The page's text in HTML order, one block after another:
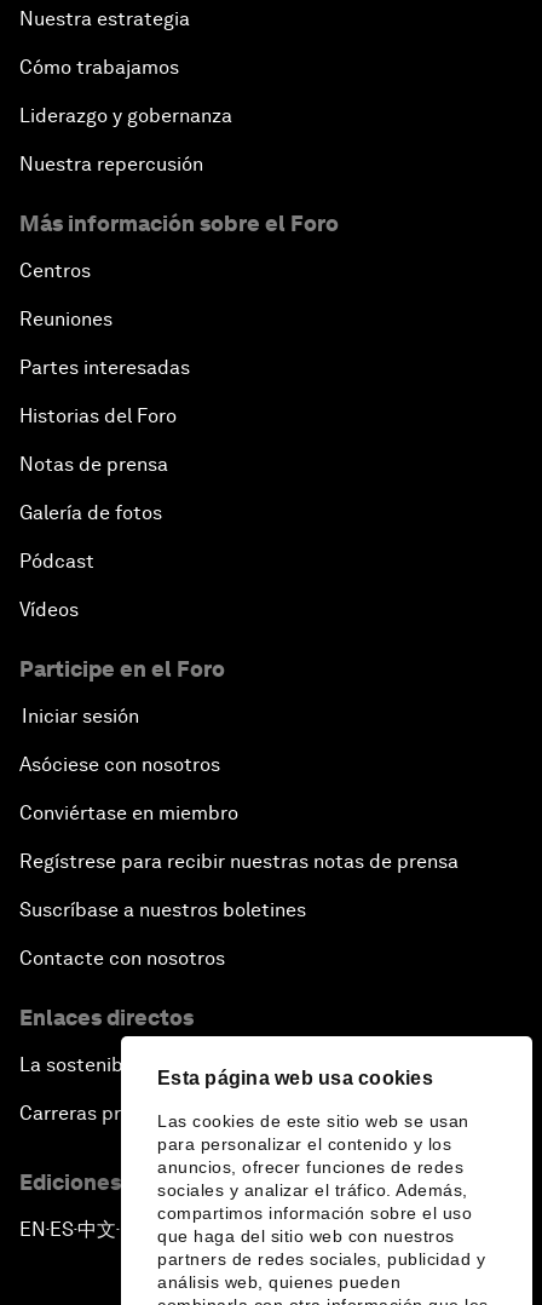
Esta página web usa cookies
Las cookies de este sitio web se usan
para personalizar el contenido y los
anuncios, ofrecer funciones de redes
sociales y analizar el tráfico. Además,
compartimos información sobre el uso
que haga del sitio web con nuestros
partners de redes sociales, publicidad y
análisis web, quienes pueden
Nuestra estrategia
Cómo trabajamos
Liderazgo y gobernanza
Nuestra repercusión
Más información sobre el Foro
Centros
Reuniones
Partes interesadas
Historias del Foro
Notas de prensa
Galería de fotos
Pódcast
Vídeos
Participe en el Foro
Iniciar sesión
Asóciese con nosotros
Conviértase en miembro
Regístrese para recibir nuestras notas de prensa
Suscríbase a nuestros boletines
Contacte con nosotros
Enlaces directos
La sostenibilidad en el Foro
Carreras profesionales
Ediciones en otros idiomas
EN ▪ ES▪中文▪ 日本語